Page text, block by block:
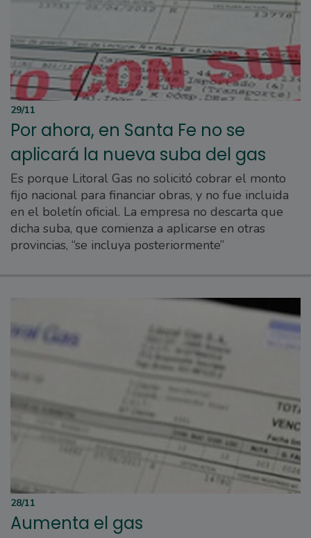
29/11
Por ahora, en Santa Fe no se
aplicará la nueva suba del gas
Es porque Litoral Gas no solicitó cobrar el monto
fijo nacional para financiar obras, y no fue incluida
en el boletín oficial. La empresa no descarta que
dicha suba, que comienza a aplicarse en otras
provincias, “se incluya posteriormente”
28/11
Aumenta el gas